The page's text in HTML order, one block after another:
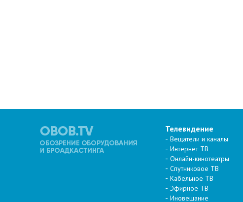
Телевидение
Вещатели и каналы
Интернет ТВ
Онлайн-кинотеатры
Спутниковое ТВ
Кабельное ТВ
Эфирное ТВ
Иновещание